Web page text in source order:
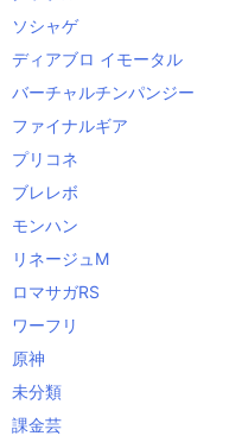
ソシャゲ
ディアブロ イモータル
バーチャルチンパンジー
ファイナルギア
プリコネ
ブレレボ
モンハン
リネージュM
ロマサガRS
ワーフリ
原神
未分類
課金芸